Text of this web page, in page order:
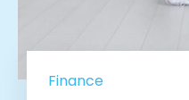
Finance